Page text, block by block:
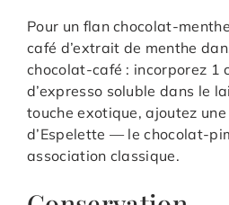
Pour un flan chocolat-
café d’extrait de menthe
chocolat-café : incorporez 1
d’expresso soluble dans le
touche exotique, ajoutez
d’Espelette — le chocolat-
association classique.